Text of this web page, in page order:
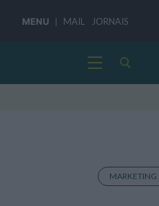
MENU MAIL JORNAIS
MARKETING